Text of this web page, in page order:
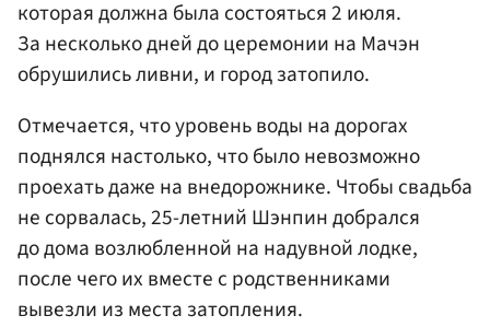
которая должна была состояться 2 июля.
За несколько дней до церемонии на Мачэн
обрушились ливни, и город затопило.
Отмечается, что уровень воды на дорогах
поднялся настолько, что было невозможно
проехать даже на внедорожнике. Чтобы свадьба
не сорвалась, 25-летний Шэнпин добрался
до дома возлюбленной на надувной лодке,
после чего их вместе с родственниками
вывезли из места затопления.